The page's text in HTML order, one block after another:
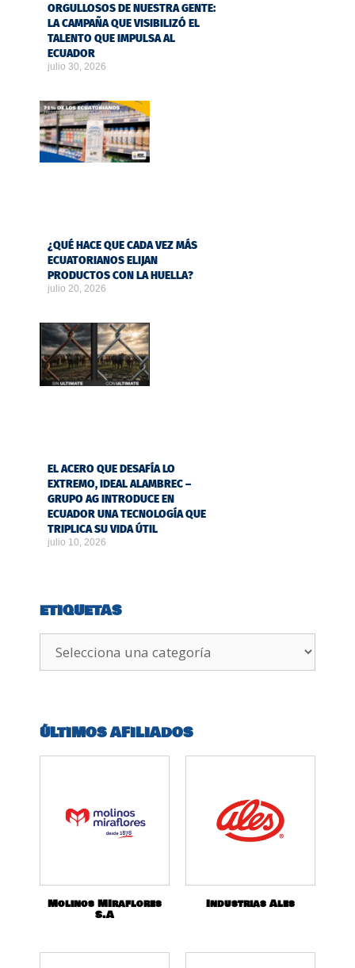
ORGULLOSOS DE NUESTRA GENTE:
LA CAMPAÑA QUE VISIBILIZÓ EL
TALENTO QUE IMPULSA AL
ECUADOR
julio 30, 2026
¿QUÉ HACE QUE CADA VEZ MÁS
ECUATORIANOS ELIJAN
PRODUCTOS CON LA HUELLA?
julio 20, 2026
EL ACERO QUE DESAFÍA LO
EXTREMO, IDEAL ALAMBREC –
GRUPO AG INTRODUCE EN
ECUADOR UNA TECNOLOGÍA QUE
TRIPLICA SU VIDA ÚTIL
julio 10, 2026
ETIQUETAS
ÚLTIMOS AFILIADOS
Molinos MIraflores
S.A
Industrias Ales